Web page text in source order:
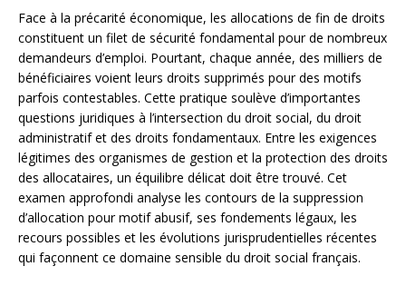
Face à la précarité économique, les allocations de fin de droits
constituent un filet de sécurité fondamental pour de nombreux
demandeurs d’emploi. Pourtant, chaque année, des milliers de
bénéficiaires voient leurs droits supprimés pour des motifs
parfois contestables. Cette pratique soulève d’importantes
questions juridiques à l’intersection du droit social, du droit
administratif et des droits fondamentaux. Entre les exigences
légitimes des organismes de gestion et la protection des droits
des allocataires, un équilibre délicat doit être trouvé. Cet
examen approfondi analyse les contours de la suppression
d’allocation pour motif abusif, ses fondements légaux, les
recours possibles et les évolutions jurisprudentielles récentes
qui façonnent ce domaine sensible du droit social français.